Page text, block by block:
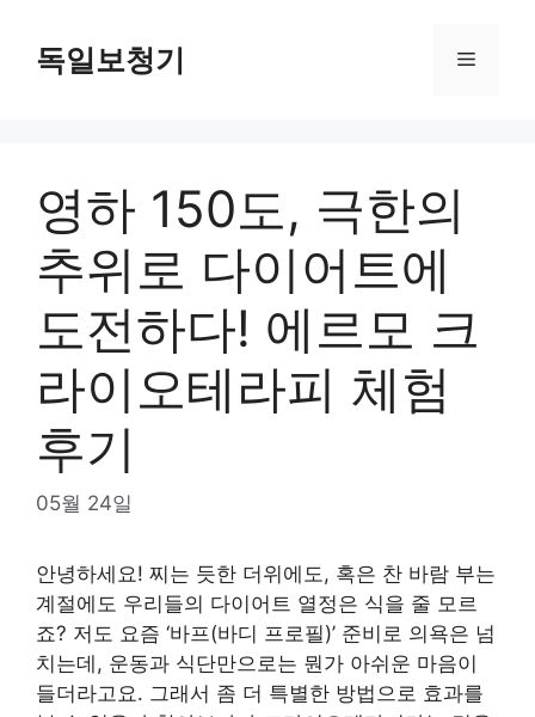
content독일보청기 Menu
영하 150도, 극한의
추위로 다이어트에
도전하다! 에르모 크
라이오테라피 체험
후기
05월 24일
안녕하세요! 찌는 듯한 더위에도, 혹은 찬 바람 부는
계절에도 우리들의 다이어트 열정은 식을 줄 모르
죠? 저도 요즘 ‘바프(바디 프로필)’ 준비로 의욕은 넘
치는데, 운동과 식단만으로는 뭔가 아쉬운 마음이
들더라고요. 그래서 좀 더 특별한 방법으로 효과를